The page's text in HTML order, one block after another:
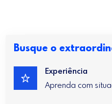
Busque o
Experiência
Aprenda com